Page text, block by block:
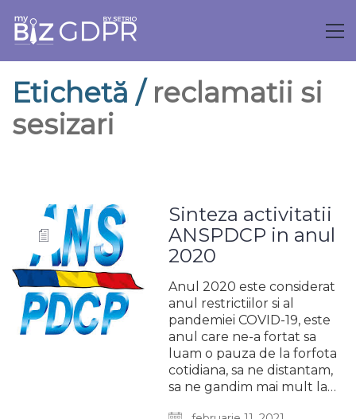
Etichetă / reclamatii si
sesizari
Sinteza activitatii
ANSPDCP in anul
2020
Anul 2020 este considerat
anul restrictiilor si al
pandemiei COVID-19, este
anul care ne-a fortat sa
luam o pauza de la forfota
cotidiana, sa ne distantam,
sa ne gandim mai mult la…